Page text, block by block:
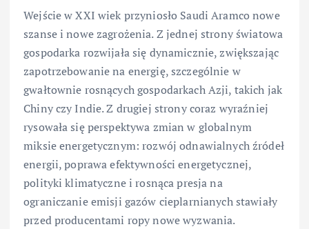
Wejście w XXI wiek przyniosło Saudi Aramco nowe
szanse i nowe zagrożenia. Z jednej strony światowa
gospodarka rozwijała się dynamicznie, zwiększając
zapotrzebowanie na energię, szczególnie w
gwałtownie rosnących gospodarkach Azji, takich jak
Chiny czy Indie. Z drugiej strony coraz wyraźniej
rysowała się perspektywa zmian w globalnym
miksie energetycznym: rozwój odnawialnych źródeł
energii, poprawa efektywności energetycznej,
polityki klimatyczne i rosnąca presja na
ograniczanie emisji gazów cieplarnianych stawiały
przed producentami ropy nowe wyzwania.